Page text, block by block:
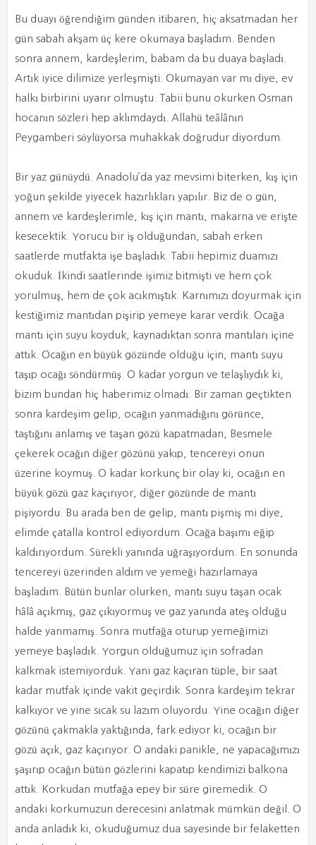
Bu duayı öğrendiğim günden itibaren, hiç aksatmadan her
gün sabah akşam üç kere okumaya başladım. Benden
sonra annem, kardeşlerim, babam da bu duaya başladı.
Artık iyice dilimize yerleşmişti. Okumayan var mı diye, ev
halkı birbirini uyarır olmuştu. Tabii bunu okurken Osman
hocanın sözleri hep aklımdaydı. Allahü teâlânın
Peygamberi söylüyorsa muhakkak doğrudur diyordum.
Bir yaz günüydü. Anadolu’da yaz mevsimi biterken, kış için
yoğun şekilde yiyecek hazırlıkları yapılır. Biz de o gün,
annem ve kardeşlerimle, kış için mantı, makarna ve erişte
kesecektik. Yorucu bir iş olduğundan, sabah erken
saatlerde mutfakta işe başladık. Tabii hepimiz duamızı
okuduk. İkindi saatlerinde işimiz bitmişti ve hem çok
yorulmuş, hem de çok acıkmıştık. Karnımızı doyurmak için
kestiğimiz mantıdan pişirip yemeye karar verdik. Ocağa
mantı için suyu koyduk, kaynadıktan sonra mantıları içine
attık. Ocağın en büyük gözünde olduğu için, mantı suyu
taşıp ocağı söndürmüş. O kadar yorgun ve telaşlıydık ki,
bizim bundan hiç haberimiz olmadı. Bir zaman geçtikten
sonra kardeşim gelip, ocağın yanmadığını görünce,
taştığını anlamış ve taşan gözü kapatmadan, Besmele
çekerek ocağın diğer gözünü yakıp, tencereyi onun
üzerine koymuş. O kadar korkunç bir olay ki, ocağın en
büyük gözü gaz kaçırıyor, diğer gözünde de mantı
pişiyordu. Bu arada ben de gelip, mantı pişmiş mi diye,
elimde çatalla kontrol ediyordum. Ocağa başımı eğip
kaldırıyordum. Sürekli yanında uğraşıyordum. En sonunda
tencereyi üzerinden aldım ve yemeği hazırlamaya
başladım. Bütün bunlar olurken, mantı suyu taşan ocak
hâlâ açıkmış, gaz çıkıyormuş ve gaz yanında ateş olduğu
halde yanmamış. Sonra mutfağa oturup yemeğimizi
yemeye başladık. Yorgun olduğumuz için sofradan
kalkmak istemiyorduk. Yani gaz kaçıran tüple, bir saat
kadar mutfak içinde vakit geçirdik. Sonra kardeşim tekrar
kalkıyor ve yine sıcak su lazım oluyordu. Yine ocağın diğer
gözünü çakmakla yaktığında, fark ediyor ki, ocağın bir
gözü açık, gaz kaçırıyor. O andaki panikle, ne yapacağımızı
şaşırıp ocağın bütün gözlerini kapatıp kendimizi balkona
attık. Korkudan mutfağa epey bir süre giremedik. O
andaki korkumuzun derecesini anlatmak mümkün değil. O
anda anladık ki, okuduğumuz dua sayesinde bir felaketten